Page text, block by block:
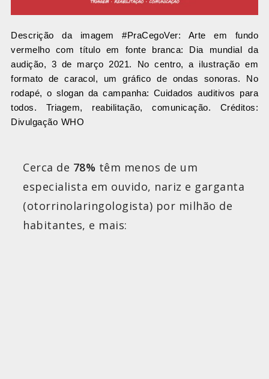
Descrição da imagem #PraCegoVer: Arte em fundo
vermelho com título em fonte branca: Dia mundial da
audição, 3 de março 2021. No centro, a ilustração em
formato de caracol, um gráfico de ondas sonoras. No
rodapé, o slogan da campanha: Cuidados auditivos para
todos. Triagem, reabilitação, comunicação. Créditos:
Divulgação WHO
Cerca de 78% têm menos de um
especialista em ouvido, nariz e garganta
(otorrinolaringologista) por milhão de
habitantes, e mais: